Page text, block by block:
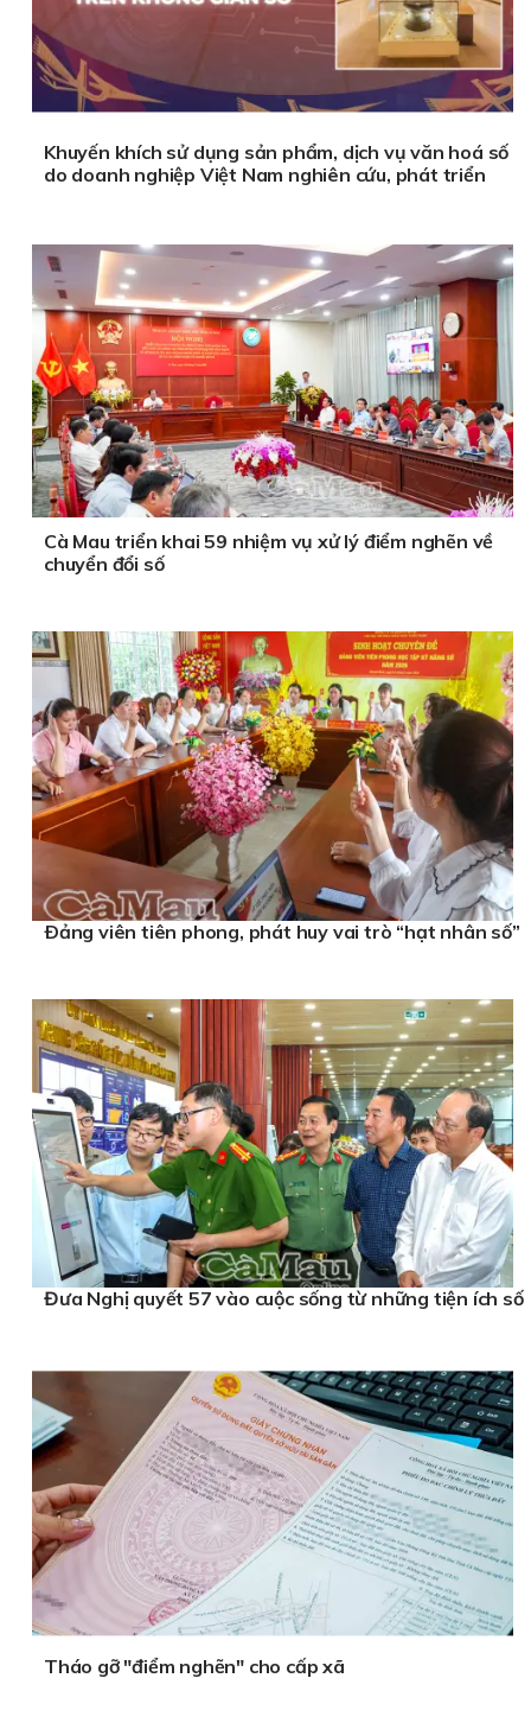
Khuyến khích sử dụng sản phẩm, dịch vụ văn hoá số
do doanh nghiệp Việt Nam nghiên cứu, phát triển
Cà Mau triển khai 59 nhiệm vụ xử lý điểm nghẽn về
chuyển đổi số
Ðảng viên tiên phong, phát huy vai trò “hạt nhân số”
Đưa Nghị quyết 57 vào cuộc sống từ những tiện ích số
Tháo gỡ "điểm nghẽn" cho cấp xã